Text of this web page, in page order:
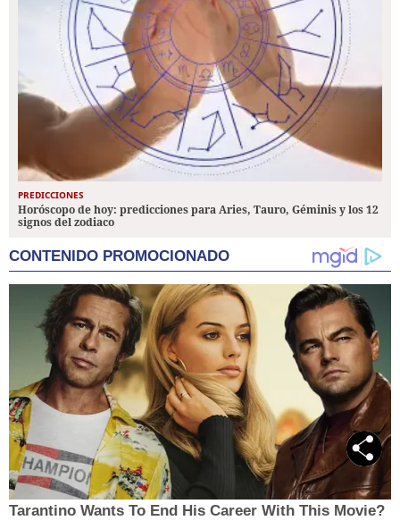
PREDICCIONES
Horóscopo de hoy: predicciones para Aries, Tauro, Géminis y los 12
signos del zodiaco
CONTENIDO PROMOCIONADO
Tarantino Wants To End His Career With This Movie?